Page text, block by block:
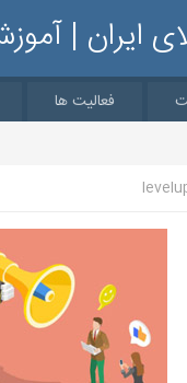
ایران |
فعالیت ها